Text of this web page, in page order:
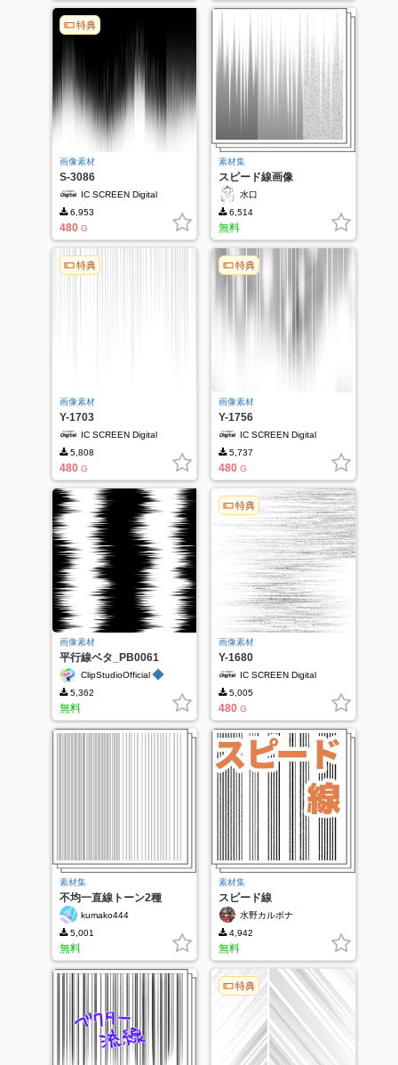
特典
画像素材
S-3086
IC SCREEN Digital
6,953
480 G
素材集
スピード線画像
水口
6,514
無料
特典
画像素材
Y-1703
IC SCREEN Digital
5,808
480 G
特典
画像素材
Y-1756
IC SCREEN Digital
5,737
480 G
画像素材
平行線ベタ_PB0061
ClipStudioOfficial ◆
5,362
無料
特典
画像素材
Y-1680
IC SCREEN Digital
5,005
480 G
素材集
不均一直線トーン2種
kumako444
5,001
無料
素材集
スピード線
水野カルボナ
4,942
無料
特典